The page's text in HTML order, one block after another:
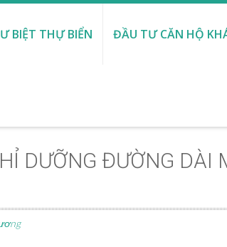
BIỆT THỰ BIỂN ĐẦU TƯ CĂN HỘ
DƯỠNG ĐƯỜNG DÀI